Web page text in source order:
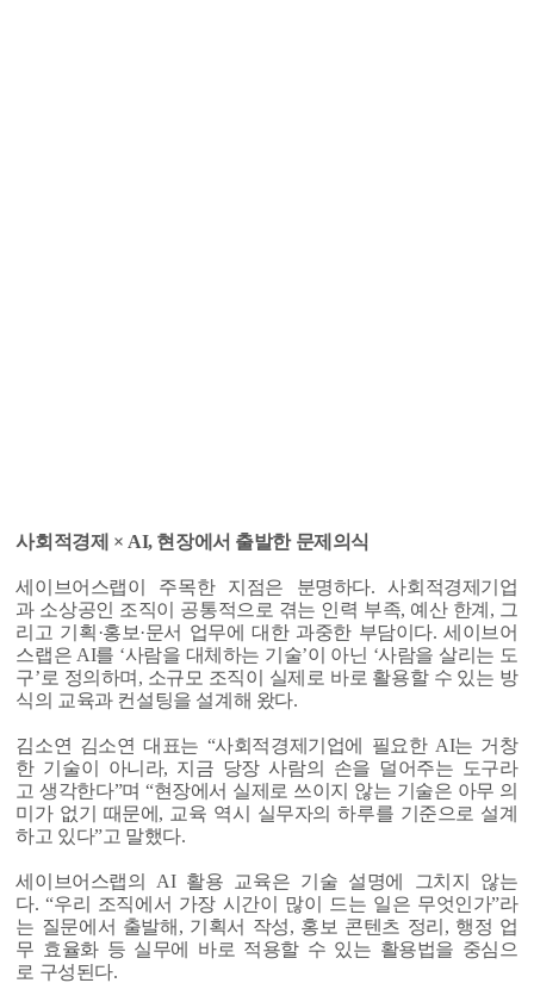
사회적경제 × AI, 현장에서 출발한 문제의식
세이브어스랩이 주목한 지점은 분명하다. 사회적경제기업
과 소상공인 조직이 공통적으로 겪는 인력 부족, 예산 한계, 그
리고 기획·홍보·문서 업무에 대한 과중한 부담이다. 세이브어
스랩은 AI를 ‘사람을 대체하는 기술’이 아닌 ‘사람을 살리는 도
구’로 정의하며, 소규모 조직이 실제로 바로 활용할 수 있는 방
식의 교육과 컨설팅을 설계해 왔다.
김소연 김소연 대표는 “사회적경제기업에 필요한 AI는 거창
한 기술이 아니라, 지금 당장 사람의 손을 덜어주는 도구라
고 생각한다”며 “현장에서 실제로 쓰이지 않는 기술은 아무 의
미가 없기 때문에, 교육 역시 실무자의 하루를 기준으로 설계
하고 있다”고 말했다.
세이브어스랩의 AI 활용 교육은 기술 설명에 그치지 않는
다. “우리 조직에서 가장 시간이 많이 드는 일은 무엇인가”라
는 질문에서 출발해, 기획서 작성, 홍보 콘텐츠 정리, 행정 업
무 효율화 등 실무에 바로 적용할 수 있는 활용법을 중심으
로 구성된다.